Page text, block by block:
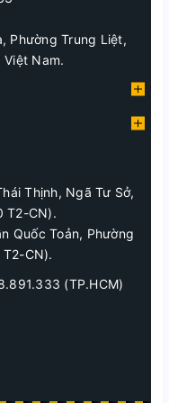
Phường Trung Liệt,
Nam.
Thịnh, Ngã Tư Sở,
T2-CN).
Quốc Toản, Phường
CN).
(TP.HCM)